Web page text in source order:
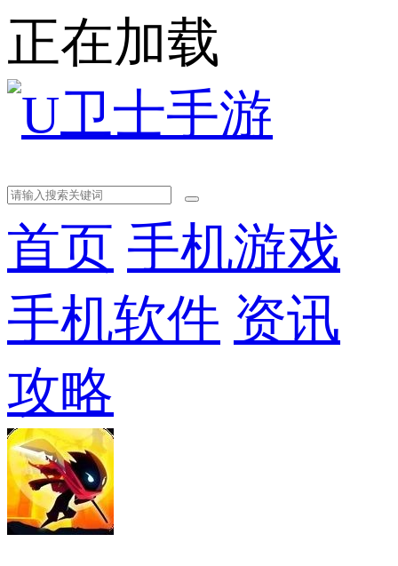
正在加载
首页 手机游戏
手机软件 资讯
攻略